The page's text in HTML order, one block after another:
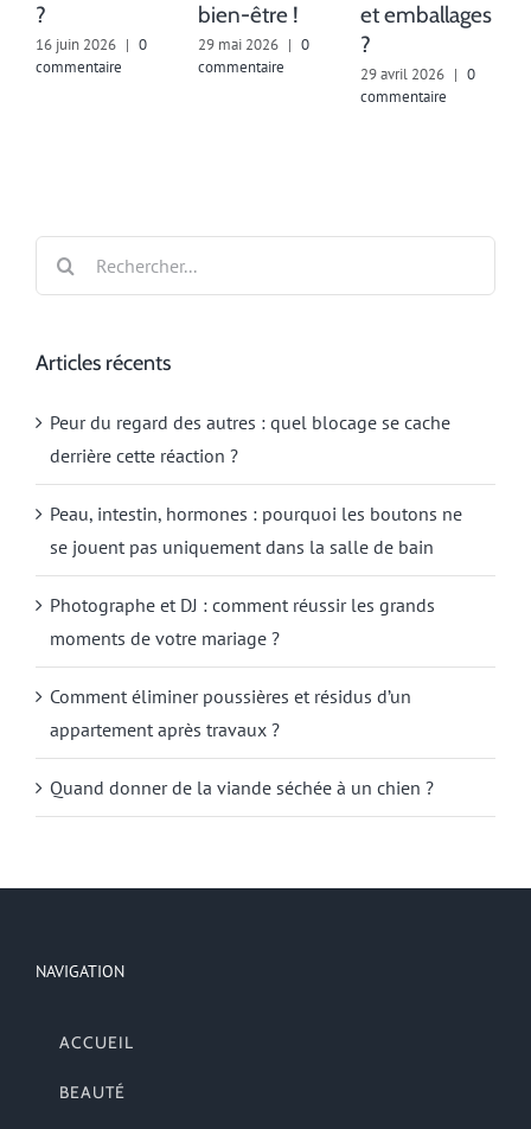
?
16 juin 2026 | 0
commentaire
bien-être !
29 mai 2026 | 0
commentaire
et emballages
?
29 avril 2026 | 0
commentaire
Articles récents
Peur du regard des autres : quel blocage se cache
derrière cette réaction ?
Peau, intestin, hormones : pourquoi les boutons ne
se jouent pas uniquement dans la salle de bain
Photographe et DJ : comment réussir les grands
moments de votre mariage ?
Comment éliminer poussières et résidus d’un
appartement après travaux ?
Quand donner de la viande séchée à un chien ?
NAVIGATION
ACCUEIL
BEAUTÉ